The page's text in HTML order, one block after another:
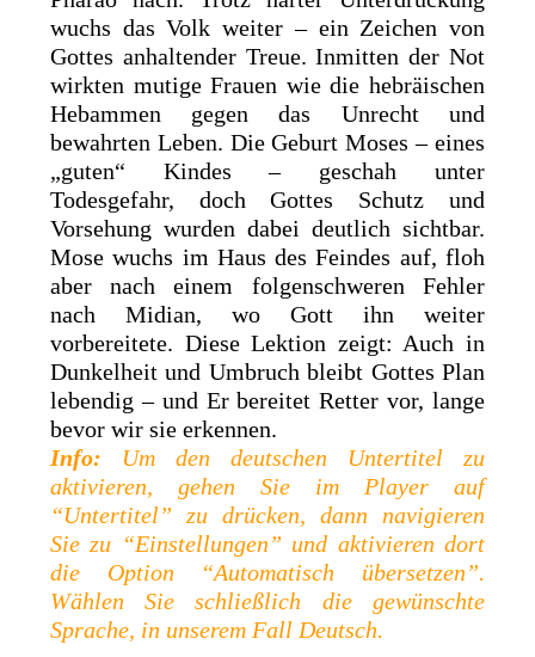
wuchs das Volk weiter – ein Zeichen von
Gottes anhaltender Treue. Inmitten der Not
wirkten mutige Frauen wie die hebräischen
Hebammen gegen das Unrecht und
bewahrten Leben. Die Geburt Moses – eines
„guten“ Kindes – geschah unter
Todesgefahr, doch Gottes Schutz und
Vorsehung wurden dabei deutlich sichtbar.
Mose wuchs im Haus des Feindes auf, floh
aber nach einem folgenschweren Fehler
nach Midian, wo Gott ihn weiter
vorbereitete. Diese Lektion zeigt: Auch in
Dunkelheit und Umbruch bleibt Gottes Plan
lebendig – und Er bereitet Retter vor, lange
bevor wir sie erkennen.
Info: Um den deutschen Untertitel zu
aktivieren, gehen Sie im Player auf
“Untertitel” zu drücken, dann navigieren
Sie zu “Einstellungen” und aktivieren dort
die Option “Automatisch übersetzen”.
Wählen Sie schließlich die gewünschte
Sprache, in unserem Fall Deutsch.